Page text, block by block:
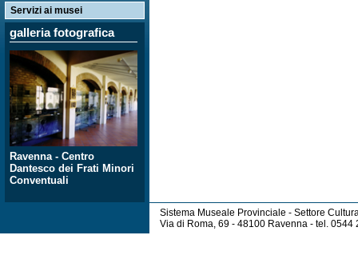
Servizi ai musei
galleria fotografica
Ravenna - Centro
Dantesco dei Frati Minori
Conventuali
Sistema Museale Provinciale - Settore
Via di Roma, 69 - 48100 Ravenna - tel.